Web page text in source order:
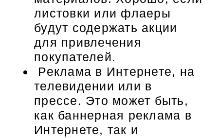
листовки или флаеры
будут содержать акции
для привлечения
покупателей.
Реклама в Интернете, на
телевидении или в
прессе. Это может быть,
как баннерная реклама в
Интернете, так и